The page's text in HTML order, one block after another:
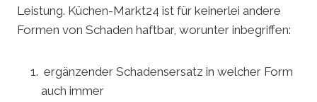
Leistung. Küchen-Markt24 ist für keinerlei andere
Formen von Schaden haftbar, worunter inbegriffen:
ergänzender Schadensersatz in welcher Form
auch immer